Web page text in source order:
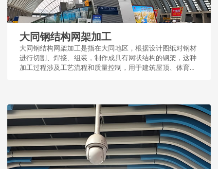
大同钢结构网架加工
大同钢结构网架加工是指在大同地区，根据设计图纸对钢材
进行切割、焊接、组装，制作成具有网状结构的钢架，这种
加工过程涉及工艺流程和质量控制，用于建筑屋顶、体育场